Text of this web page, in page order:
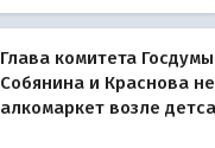
Глава комитета
Собянина и Краснова
алкомаркет возле